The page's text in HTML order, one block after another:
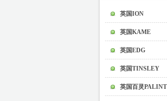
英国ION
英国KAME
英国EDG
英国TINSLEY
英国百灵